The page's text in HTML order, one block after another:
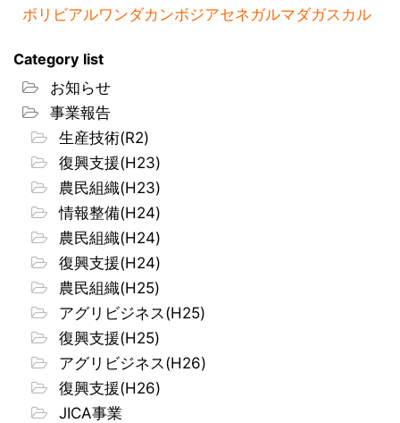
ボリビアルワンダカンボジアセネガルマダガスカル
Category list
お知らせ
事業報告
生産技術(R2)
復興支援(H23)
農民組織(H23)
情報整備(H24)
農民組織(H24)
復興支援(H24)
農民組織(H25)
アグリビジネス(H25)
復興支援(H25)
アグリビジネス(H26)
復興支援(H26)
JICA事業